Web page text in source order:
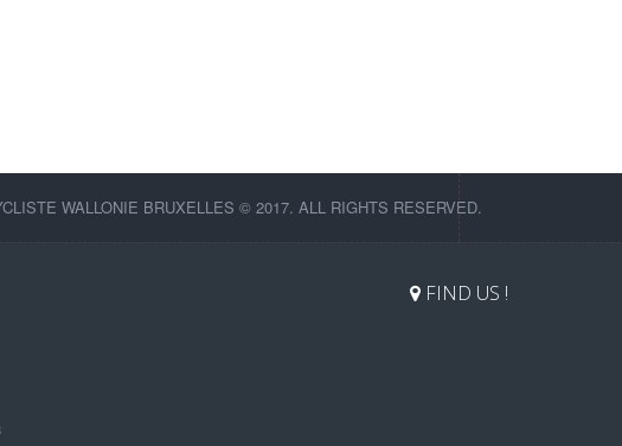
WALLONIE BRUXELLES © 2017. ALL RIGHTS RESERVED.
FIND US !